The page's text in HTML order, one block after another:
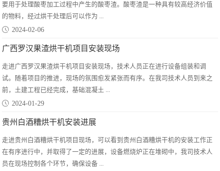
要用于处理酸枣加工过程中产生的酸枣渣。酸枣渣是一种具有较高经济价值
的物料，经过烘干处理后可以作为 ...
2024-02-06
广西罗汉果渣烘干机项目安装现场
走进广西罗汉果渣烘干机项目安装现场，技术人员正在进行设备组装和调
试。随着项目的推进，现场的氛围愈发紧张而有序。在我司技术人员到来之
前，土建工程已经完成，基础混凝土 ...
2024-01-29
贵州白酒糟烘干机安装进展
走进贵州白酒糟烘干机项目现场，可以看到贵州白酒糟烘干机的安装工作正
在有序进行中，并取得了一定的进展，设备燃烧炉正在堆砌中，我司技术人
员在现场控制各个环节，确保设备 ...